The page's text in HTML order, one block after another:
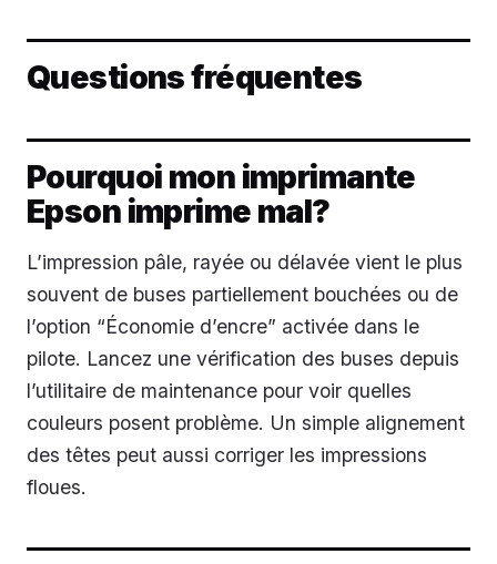
Questions fréquentes
Pourquoi mon imprimante
Epson imprime mal?
L’impression pâle, rayée ou délavée vient le plus
souvent de buses partiellement bouchées ou de
l’option “Économie d’encre” activée dans le
pilote. Lancez une vérification des buses depuis
l’utilitaire de maintenance pour voir quelles
couleurs posent problème. Un simple alignement
des têtes peut aussi corriger les impressions
floues.